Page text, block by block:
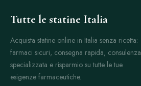
Tutte le statine Italia
Acquista statine online in Italia senza ricetta:
farmaci sicuri, consegna rapida, consulenza
specializzata e risparmio su tutte le tue
esigenze farmaceutiche.